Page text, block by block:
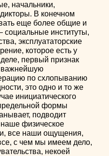
начальники,
В конечном
еще более общие и
институты,
эксплуататорские
которое есть у
первый признак
важнейшую
по схлопыванию
это одно и то же
инициатического
формы
подводит
физическое
все наши ощущения,
с чем мы имеем дело,
некоей